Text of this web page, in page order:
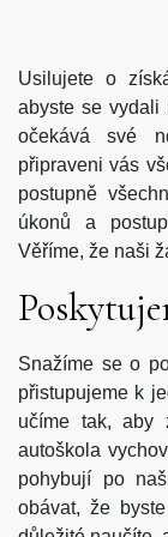
Usilujete o
abyste se
očekává své
připraveni vás
postupně
úkonů a
Věříme, že naši
Snažíme se o
přistupujeme k
učíme tak, aby
autoškola
pohybují po
obávat, že